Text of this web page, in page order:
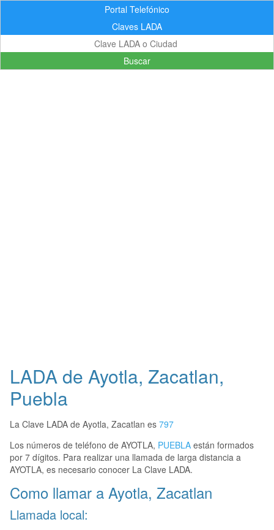
Portal Telefónico
Claves LADA
Buscar
LADA de Ayotla, Zacatlan,
Puebla
La Clave LADA de Ayotla, Zacatlan es 797
Los números de teléfono de AYOTLA, PUEBLA están formados
por 7 dígitos. Para realizar una llamada de larga distancia a
AYOTLA, es necesario conocer La Clave LADA.
Como llamar a Ayotla, Zacatlan
Llamada local: